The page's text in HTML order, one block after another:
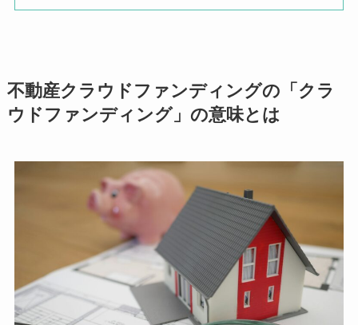
不動産クラウドファンディングの「クラ
ウドファンディング」の意味とは